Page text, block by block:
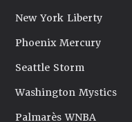
New York Liberty
Phoenix Mercury
Seattle Storm
Washington Mystics
Palmarès WNBA